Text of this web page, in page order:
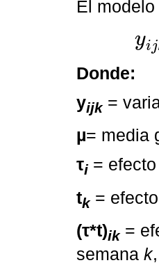
El
yij
yijk=
Donde:
yijk=
µ= media
τi =
tk=
(τ*t)ik=
semana k,